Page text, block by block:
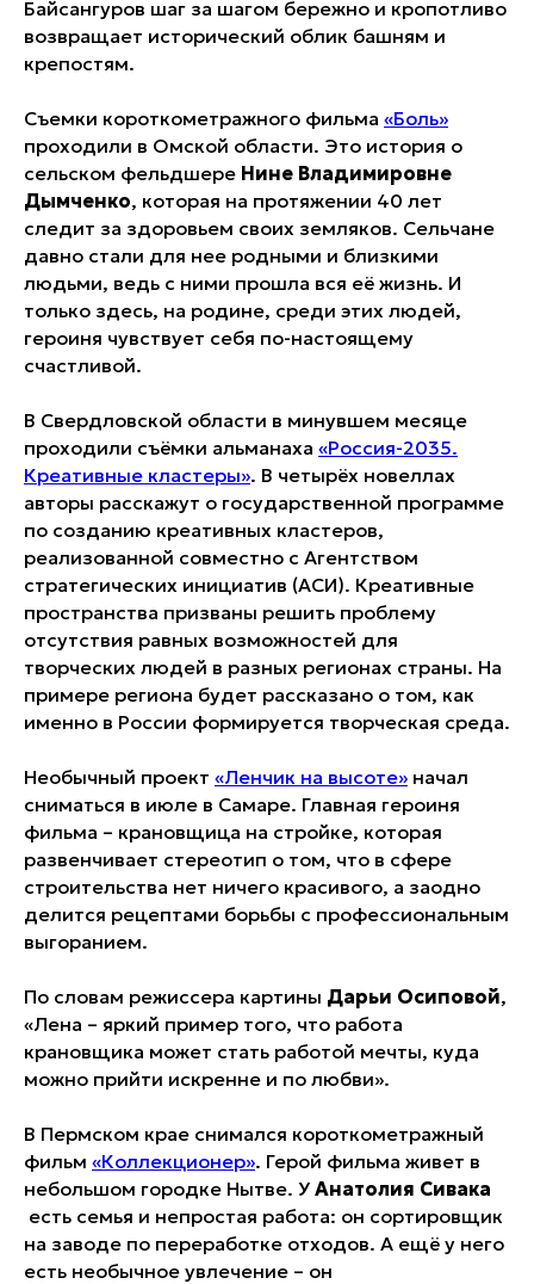
Байсангуров шаг за шагом бережно и кропотливо
возвращает исторический облик башням и
крепостям.
Съемки короткометражного фильма «Боль»
проходили в Омской области. Это история о
сельском фельдшере Нине Владимировне
Дымченко, которая на протяжении 40 лет
следит за здоровьем своих земляков. Сельчане
давно стали для нее родными и близкими
людьми, ведь с ними прошла вся её жизнь. И
только здесь, на родине, среди этих людей,
героиня чувствует себя по-настоящему
счастливой.
В Свердловской области в минувшем месяце
проходили съёмки альманаха «Россия-2035.
Креативные кластеры». В четырёх новеллах
авторы расскажут о государственной программе
по созданию креативных кластеров,
реализованной совместно с Агентством
стратегических инициатив (АСИ). Креативные
пространства призваны решить проблему
отсутствия равных возможностей для
творческих людей в разных регионах страны. На
примере региона будет рассказано о том, как
именно в России формируется творческая среда.
Необычный проект «Ленчик на высоте» начал
сниматься в июле в Самаре. Главная героиня
фильма – крановщица на стройке, которая
развенчивает стереотип о том, что в сфере
строительства нет ничего красивого, а заодно
делится рецептами борьбы с профессиональным
выгоранием.
По словам режиссера картины Дарьи Осиповой,
«Лена – яркий пример того, что работа
крановщика может стать работой мечты, куда
можно прийти искренне и по любви».
В Пермском крае снимался короткометражный
фильм «Коллекционер». Герой фильма живет в
небольшом городке Нытве. У Анатолия Сивака
есть семья и непростая работа: он сортировщик
на заводе по переработке отходов. А ещё у него
есть необычное увлечение – он